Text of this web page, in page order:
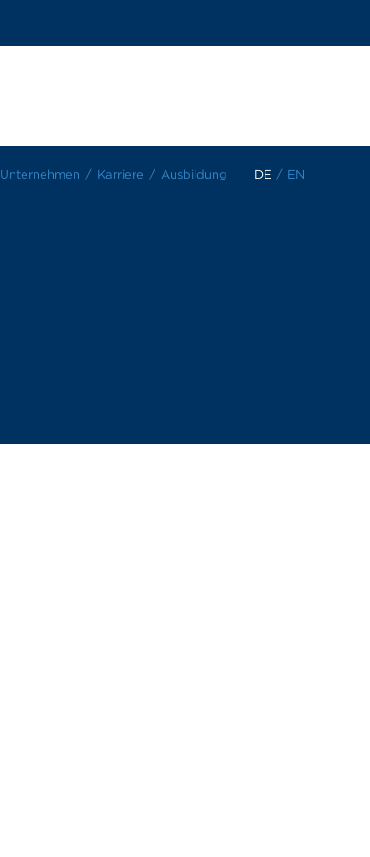
DE / EN
Unternehmen Karriere Ausbildung